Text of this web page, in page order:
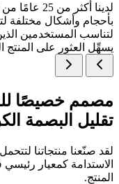
لدينا أكثر
بأحجام وأشكال مختلفة
لتناسب المستخدمين
يسهِّل العثور على المنتج
مصمم خصيصًا
تقليل البصمة
لقد صنّعنا منتجاتنا
الاستدامة كمعيار
المنتج.